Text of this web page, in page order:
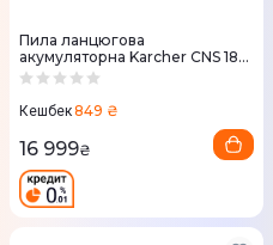
Пила ланцюгова
акумуляторна Karcher CNS 18-
30 18В шина 30см + ЗП та 2
Кешбек849 ₴
16 999₴